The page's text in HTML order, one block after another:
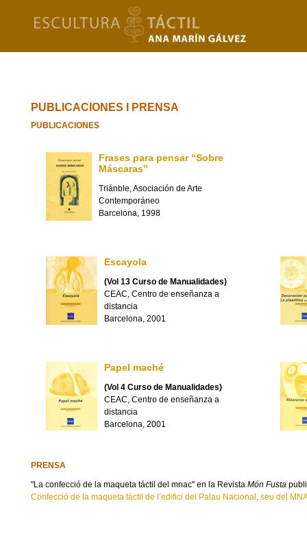
PUBLICACIONES I PRENSA
PUBLICACIONES
Frases para pensar “Sobre
Máscaras”
Triánble, Asociación de Arte
Contemporáneo
Barcelona, 1998
Escayola
(Vol 13 Curso de Manualidades)
CEAC, Centro de enseñanza a
distancia
Barcelona, 2001
Papel maché
(Vol 4 Curso de Manualidades)
CEAC, Centro de enseñanza a
distancia
Barcelona, 2001
PRENSA
"La confecció de la maqueta táctil del mnac" en la Revista Món Fusta
Confecció de la maqueta tàctil de l’edifici del Palau Nacional, seu del